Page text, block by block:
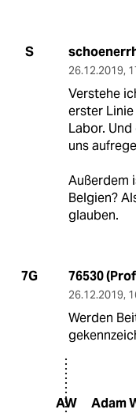
S
26.12.2019,
Verstehe
erster
Labor.
uns
Außerdem
Belgien?
glauben.
7G 76530
26.12.2019,
Werden
AW Adam